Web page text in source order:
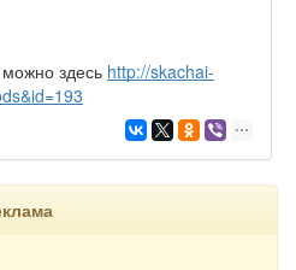
здесь http://skachai-